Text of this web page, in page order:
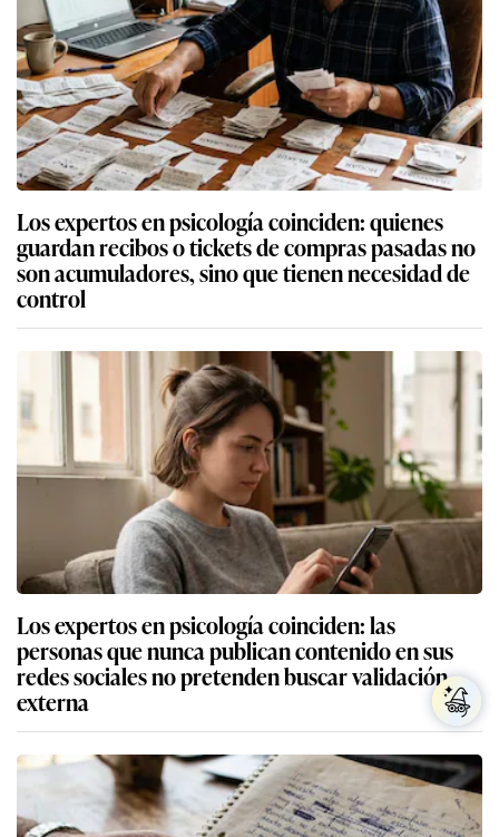
Los expertos en psicología coinciden: quienes
guardan recibos o tickets de compras pasadas no
son acumuladores, sino que tienen necesidad de
control
Los expertos en psicología coinciden: las
personas que nunca publican contenido en sus
redes sociales no pretenden buscar validación
externa